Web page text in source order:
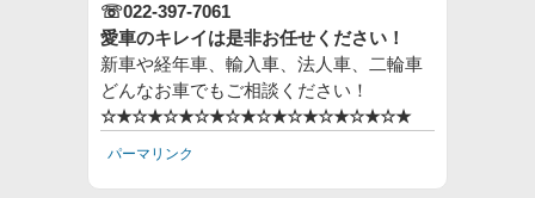
☏022‐397-7061
愛車のキレイは是非お任せください！
新車や経年車、輸入車、法人車、二輪車
どんなお車でもご相談ください！
☆★☆★☆★☆★☆★☆★☆★☆★☆★☆★
パーマリンク